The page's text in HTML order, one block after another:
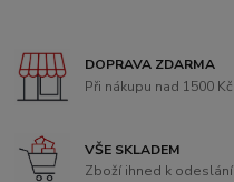
DOPRAVA ZDARMA
Při nákupu nad 1500 Kč
VŠE SKLADEM
Zboží ihned k odeslání